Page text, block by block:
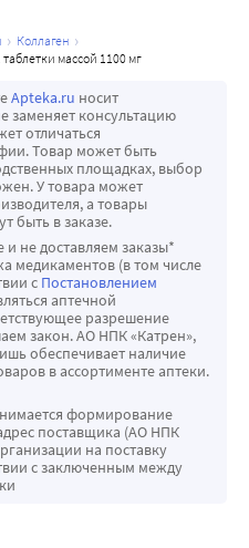
коллаген
массой 1100 мг
Apteka.ru носит
заменяет консультацию
отличаться
Товар может быть
площадках, выбор
У товара может
а товары
быть в заказе.
не доставляем заказы*
медикаментов (в том числе
с Постановлением
аптечной
разрешение
закон. АО НПК «Катрен»,
обеспечивает наличие
в ассортименте аптеки.
формирование
поставщика (АО НПК
на поставку
с заключенным между